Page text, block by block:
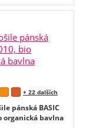
pánská BASIC
organická bavlna
+ 22 dalších